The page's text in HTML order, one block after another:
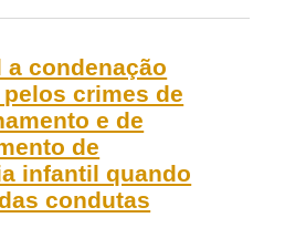
a condenação
crimes de
e de
de
infantil quando
condutas